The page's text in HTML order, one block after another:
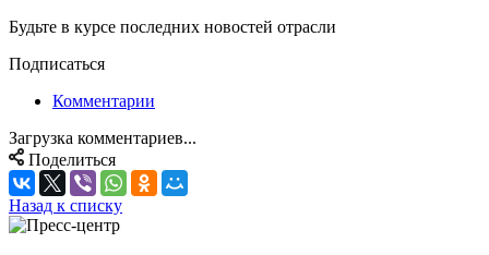
Будьте в курсе последних новостей отрасли
Подписаться
Комментарии
Загрузка комментариев...
Поделиться
Назад к списку